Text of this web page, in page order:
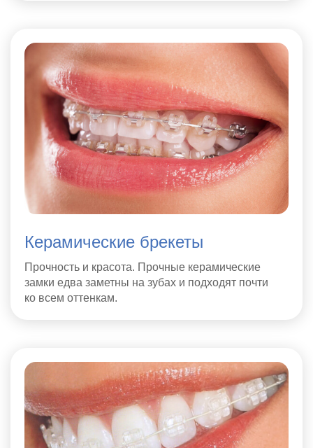
Керамические брекеты
Прочность и красота. Прочные керамические
замки едва заметны на зубах и подходят почти
ко всем оттенкам.